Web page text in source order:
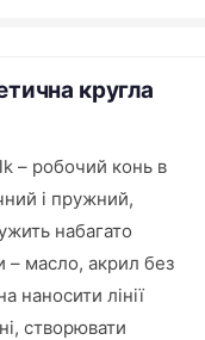
кругла
– робочий конь в
і пружний,
набагато
– масло, акрил без
наносити лінії
створювати